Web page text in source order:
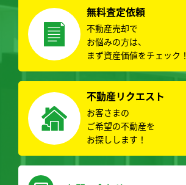
無料査定依頼
不動産売却で
お悩みの方は、
まず資産価値をチェック！
不動産リクエスト
お客さまの
ご希望の不動産を
お探しします！